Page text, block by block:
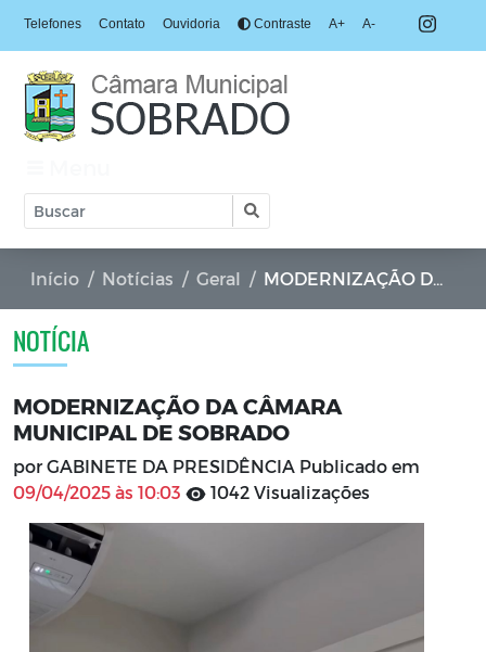
Telefones Contato Ouvidoria Contraste A+ A-
Início Notícias Geral MODERNIZAÇÃO DA CÂMARA MUNICIPAL DE SOBRADO
NOTÍCIA
MODERNIZAÇÃO DA CÂMARA
MUNICIPAL DE SOBRADO
por GABINETE DA PRESIDÊNCIA Publicado em
09/04/2025 às 10:03
1042 Visualizações